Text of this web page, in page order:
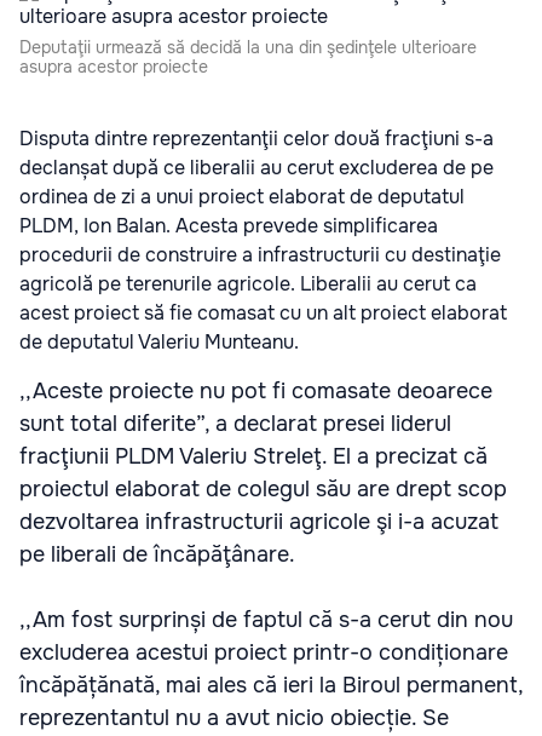
Deputaţii urmează să decidă la una din şedinţele ulterioare
asupra acestor proiecte
Disputa dintre reprezentanţii celor două fracţiuni s-a
declanșat după ce liberalii au cerut excluderea de pe
ordinea de zi a unui proiect elaborat de deputatul
PLDM, Ion Balan. Acesta prevede simplificarea
procedurii de construire a infrastructurii cu destinaţie
agricolă pe terenurile agricole. Liberalii au cerut ca
acest proiect să fie comasat cu un alt proiect elaborat
de deputatul Valeriu Munteanu.
,,Aceste proiecte nu pot fi comasate deoarece
sunt total diferite”, a declarat presei liderul
fracţiunii PLDM Valeriu Streleţ. El a precizat că
proiectul elaborat de colegul său are drept scop
dezvoltarea infrastructurii agricole şi i-a acuzat
pe liberali de încăpăţânare.
,,Am fost surprinși de faptul că s-a cerut din nou
excluderea acestui proiect printr-o condiționare
încăpățănată, mai ales că ieri la Biroul permanent,
reprezentantul nu a avut nicio obiecție. Se